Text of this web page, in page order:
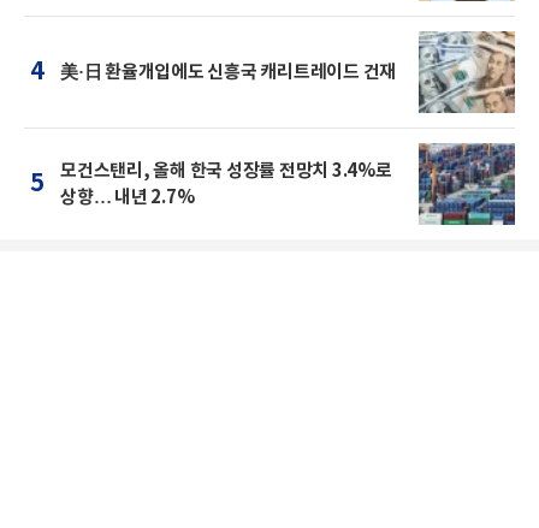
4 美·日 환율개입에도 신흥국 캐리트레이드 건재
5
모건스탠리, 올해 한국 성장률 전망치 3.4%로
상향… 내년 2.7%